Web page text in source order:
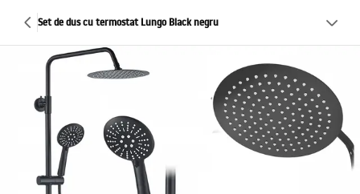
Set de dus cu termostat Lungo Black negru